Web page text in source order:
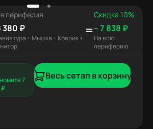
периферия
380 ₽
+ Мышка + Коврик + =
Скидка 10%
– 7 838 ₽
На всю
периферию
7
₽
Весь сетап в корзину